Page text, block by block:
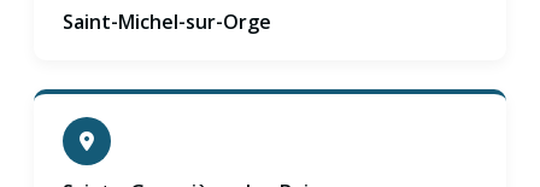
Saint-Michel-sur-Orge